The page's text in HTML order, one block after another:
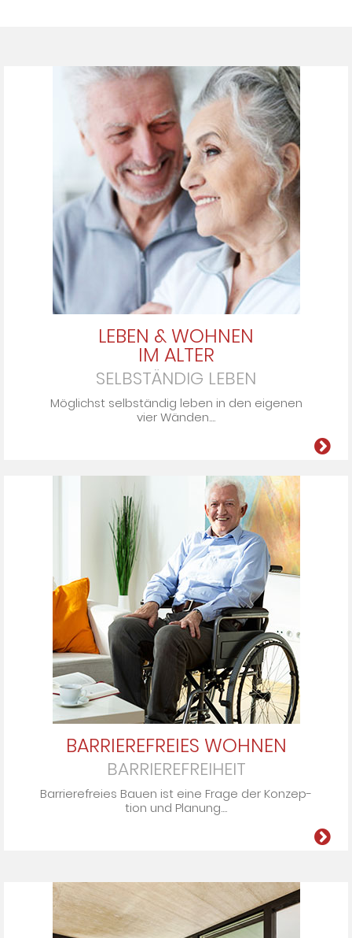
LEBEN & WOHNEN
IM ALTER
SELBSTÄNDIG LEBEN
Möglichst selbständig leben in den ei­ge­nen
vier Wän­den....
BARRIEREFREIES WOHNEN
BARRIEREFREIHEIT
Barrierefreies Bauen ist eine Fra­ge der Kon­zep­
tion und Pla­nung....